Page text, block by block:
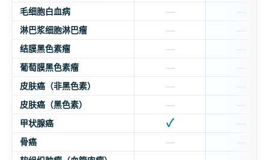
毛细胞白血病 — —
淋巴浆细胞淋巴瘤 — —
结膜黑色素瘤 — —
葡萄膜黑色素瘤 — —
皮肤癌（非黑色素） — —
皮肤癌（黑色素） — —
甲状腺癌 ✓ —
骨癌 — —